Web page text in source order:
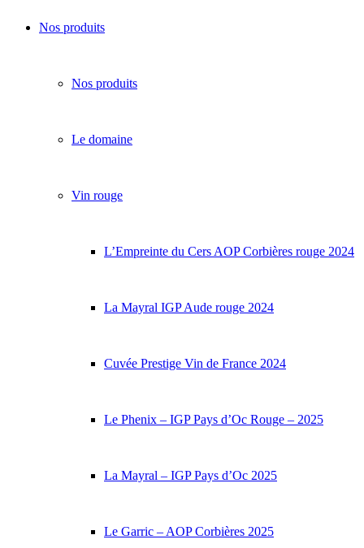
Nos produits
Nos produits
Le domaine
Vin rouge
L’Empreinte du Cers AOP Corbières rouge 2024
La Mayral IGP Aude rouge 2024
Cuvée Prestige Vin de France 2024
Le Phenix – IGP Pays d’Oc Rouge – 2025
La Mayral – IGP Pays d’Oc 2025
Le Garric – AOP Corbières 2025